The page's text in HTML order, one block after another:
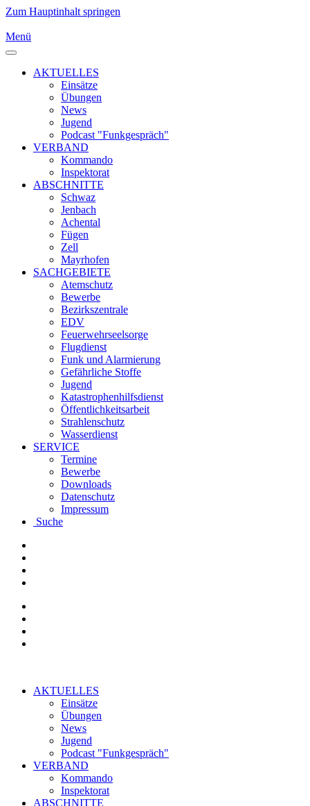
Zum Hauptinhalt springen
Menü
AKTUELLES
Einsätze
Übungen
News
Jugend
Podcast "Funkgespräch"
VERBAND
Kommando
Inspektorat
ABSCHNITTE
Schwaz
Jenbach
Achental
Fügen
Zell
Mayrhofen
SACHGEBIETE
Atemschutz
Bewerbe
Bezirkszentrale
EDV
Feuerwehrseelsorge
Flugdienst
Funk und Alarmierung
Gefährliche Stoffe
Jugend
Katastrophenhilfsdienst
Öffentlichkeitsarbeit
Strahlenschutz
Wasserdienst
SERVICE
Termine
Bewerbe
Downloads
Datenschutz
Impressum
Suche
AKTUELLES
Einsätze
Übungen
News
Jugend
Podcast "Funkgespräch"
VERBAND
Kommando
Inspektorat
ABSCHNITTE